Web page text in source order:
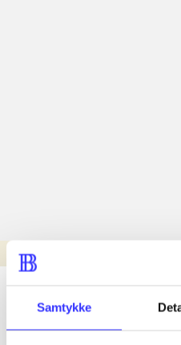
Samtykke
Nyhed